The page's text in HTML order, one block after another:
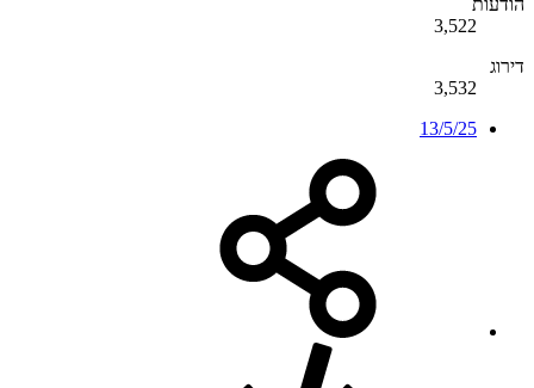
3,522
דירוג
3,532
13/5/25